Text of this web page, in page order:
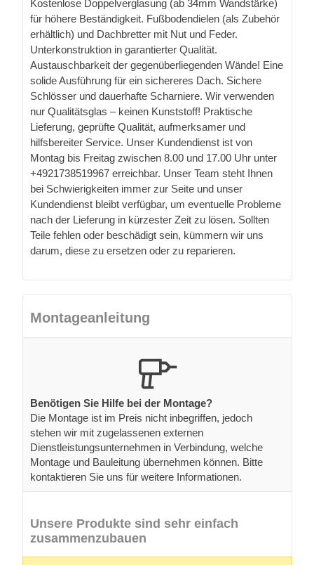
Kostenlose Doppelverglasung (ab 34mm Wandstärke)
für höhere Beständigkeit. Fußbodendielen (als Zubehör
erhältlich) und Dachbretter mit Nut und Feder.
Unterkonstruktion in garantierter Qualität.
Austauschbarkeit der gegenüberliegenden Wände! Eine
solide Ausführung für ein sichereres Dach. Sichere
Schlösser und dauerhafte Scharniere. Wir verwenden
nur Qualitätsglas – keinen Kunststoff! Praktische
Lieferung, geprüfte Qualität, aufmerksamer und
hilfsbereiter Service. Unser Kundendienst ist von
Montag bis Freitag zwischen 8.00 und 17.00 Uhr unter
+4921738519967 erreichbar. Unser Team steht Ihnen
bei Schwierigkeiten immer zur Seite und unser
Kundendienst bleibt verfügbar, um eventuelle Probleme
nach der Lieferung in kürzester Zeit zu lösen. Sollten
Teile fehlen oder beschädigt sein, kümmern wir uns
darum, diese zu ersetzen oder zu reparieren.
Montageanleitung
Benötigen Sie Hilfe bei der Montage?
Die Montage ist im Preis nicht inbegriffen, jedoch
stehen wir mit zugelassenen externen
Dienstleistungsunternehmen in Verbindung, welche
Montage und Bauleitung übernehmen können. Bitte
kontaktieren Sie uns für weitere Informationen.
Unsere Produkte sind sehr einfach
zusammenzubauen